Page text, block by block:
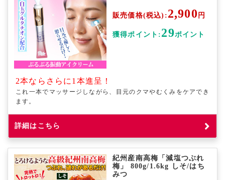
販売価格(税込): 2,900 円
獲得ポイント: 29ポイント
2本ならさらに1本進呈！
これ一本でマッサージしながら、目元のクマやむくみをケアでき
ます。
詳細はこちら
紀州産南高梅「減塩つぶれ
梅」 800g/1.6kg しそ/はち
みつ